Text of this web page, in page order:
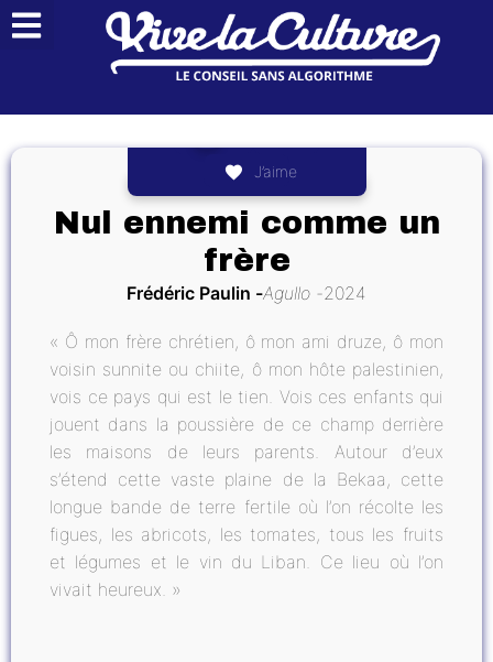
J’aime
Nul ennemi comme un
frère
Frédéric Paulin Agullo 2024
« Ô mon frère chrétien, ô mon ami druze, ô mon
voisin sunnite ou chiite, ô mon hôte palestinien,
vois ce pays qui est le tien. Vois ces enfants qui
jouent dans la poussière de ce champ derrière
les maisons de leurs parents. Autour d’eux
s’étend cette vaste plaine de la Bekaa, cette
longue bande de terre fertile où l’on récolte les
figues, les abricots, les tomates, tous les fruits
et légumes et le vin du Liban. Ce lieu où l’on
vivait heureux. »